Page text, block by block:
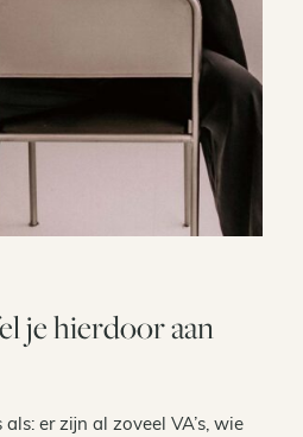
je hierdoor aan
er zijn al zoveel VA’s, wie